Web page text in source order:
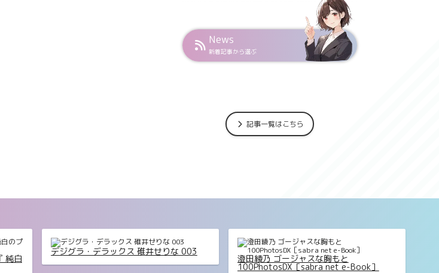
News
新着記事から選ぶ
記事一覧はこちら
川希
【デジタル限定 YJ PHOTO BOOK】十味写
AIKA エアフォース・ボディ FRIDAYデジ
タル写真集